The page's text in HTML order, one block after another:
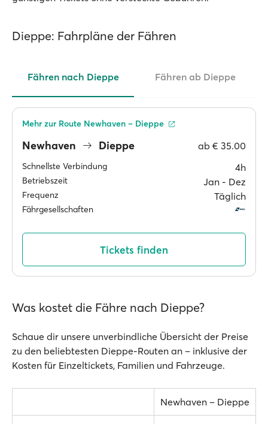
Dieppe: Fahrpläne der Fähren
Fähren nach Dieppe Fähren ab Dieppe
Newhaven Dieppe ab € 35.00
Schnellste Verbindung 4h
Betriebszeit Jan ‐ Dez
Frequenz Täglich
Fährgesellschaften
Mehr zur Route Newhaven – Dieppe
Tickets finden
Was kostet die Fähre nach Dieppe?
Schaue dir unsere unverbindliche Übersicht der Preise
zu den beliebtesten Dieppe-Routen an – inklusive der
Kosten für Einzeltickets, Familien und Fahrzeuge.
Newhaven – Dieppe